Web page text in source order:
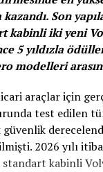
geçtiği bu
başta sağlık
ve gıda üretici
zaruri
kazandı. Son
kabinli iki yeni
5 yıldızla
modelleri
araçlar için
test edilen
2026 yılı
kabinli